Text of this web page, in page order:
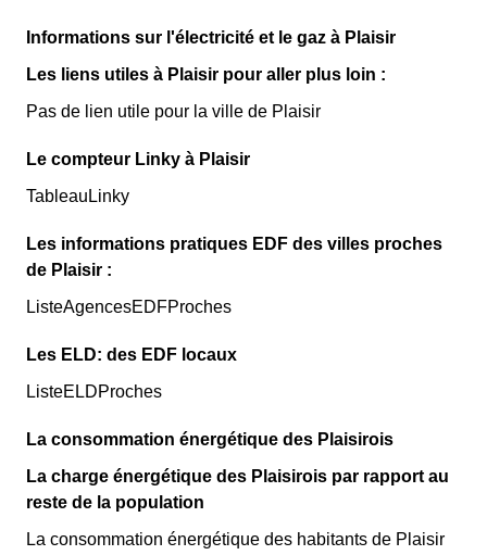
Informations sur l'électricité et le gaz à Plaisir
Les liens utiles à Plaisir pour aller plus loin :
Pas de lien utile pour la ville de Plaisir
Le compteur Linky à Plaisir
TableauLinky
Les informations pratiques EDF des villes proches
de Plaisir :
ListeAgencesEDFProches
Les ELD: des EDF locaux
ListeELDProches
La consommation énergétique des Plaisirois
La charge énergétique des Plaisirois par rapport au
reste de la population
La consommation énergétique des habitants de Plaisir